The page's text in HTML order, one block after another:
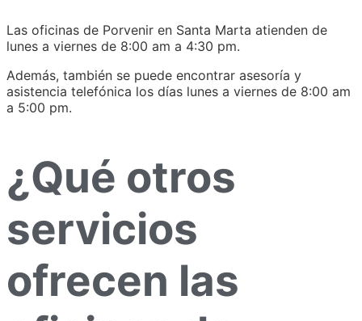
Las oficinas de Porvenir en Santa Marta atienden de
lunes a viernes de 8:00 am a 4:30 pm.
Además, también se puede encontrar asesoría y
asistencia telefónica los días lunes a viernes de 8:00 am
a 5:00 pm.
¿Qué otros
servicios
ofrecen las